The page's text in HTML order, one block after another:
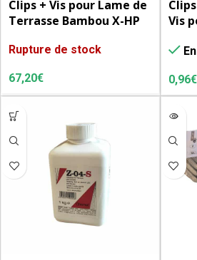
Clips + Vis pour Lame de
Terrasse Bambou X-HP
Rupture de stock
67,20€
Vis
0,96€